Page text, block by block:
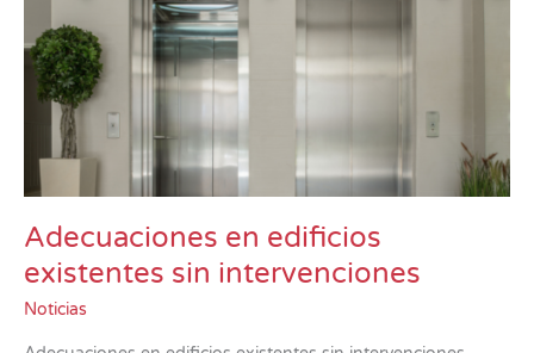
Adecuaciones en edificios
existentes sin intervenciones
Noticias